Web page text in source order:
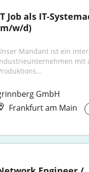
Job als IT-
w/d)
Mandant ist ein
mit
GmbH
Frankfurt am Main